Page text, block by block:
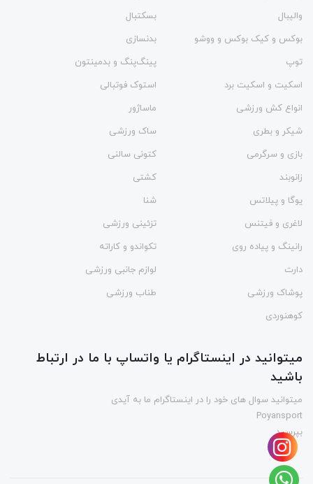
والیبال
بسکتبال
بوکس و کیک بوکس و ووشو
بدنسازی
توپ
پینگ‌پنگ و بدمينتون
اسکیت و اسکیت برد
استوک فوتبالی
انواع کش ورزشی
ماساژور
شیکر و بطری
ساک ورزشی
بازی و سرگرمی
کتونی سالنی
زانوبند
کشتی
یوگا و پیلاتس
شنا
لاغری و فیتنس
تزئینی ورزشی
رانینگ و پیاده روی
تکواندو و کاراته
دارت
لوازم جانبی ورزشی
پوشاک ورزشی
طناب ورزشی
کوهنوردی
میتوانید در اینستاگرام یا واتساپ با ما در ارتباط
باشید
میتوانید سوال های خود را در اینستاگرام ما به آیدی
Poyansport
بپرسید